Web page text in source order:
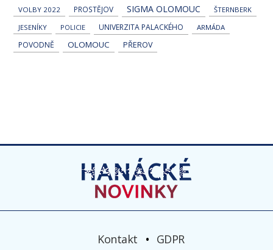
VOLBY 2022 PROSTĚJOV SIGMA OLOMOUC
ŠTERNBERK
JESENÍKY
POLICIE UNIVERZITA PALACKÉHO ARMÁDA
POVODNĚ OLOMOUC PŘEROV
Kontakt GDPR